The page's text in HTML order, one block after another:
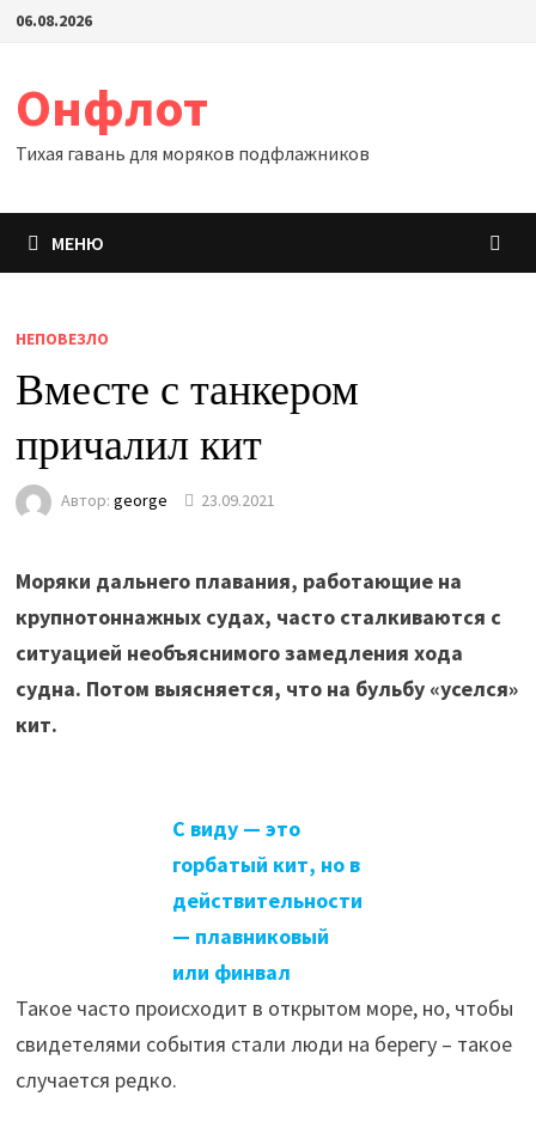
Перейти
06.08.2026
Онфлот
Тихая гавань для моряков подфлажников
МЕНЮ
НЕПОВЕЗЛО
Вместе с танкером
причалил кит
Автор: george 23.09.2021
Моряки дальнего плавания, работающие на
крупнотоннажных судах, часто сталкиваются с
ситуацией необъяснимого замедления хода
судна. Потом выясняется, что на бульбу «уселся»
кит.
С виду — это
горбатый кит, но в
действительности
— плавниковый
или финвал
Такое часто происходит в открытом море, но, чтобы
свидетелями события стали люди на берегу – такое
случается редко.